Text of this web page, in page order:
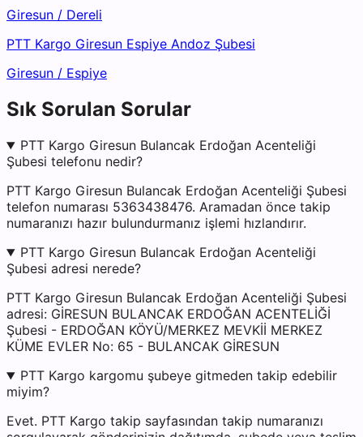
Giresun / Dereli
PTT Kargo Giresun Espiye Andoz Şubesi
Giresun / Espiye
Sık Sorulan Sorular
PTT Kargo Giresun Bulancak Erdoğan Acenteliği
Şubesi telefonu nedir?
PTT Kargo Giresun Bulancak Erdoğan Acenteliği Şubesi
telefon numarası 5363438476. Aramadan önce takip
numaranızı hazır bulundurmanız işlemi hızlandırır.
PTT Kargo Giresun Bulancak Erdoğan Acenteliği
Şubesi adresi nerede?
PTT Kargo Giresun Bulancak Erdoğan Acenteliği Şubesi
adresi: GİRESUN BULANCAK ERDOĞAN ACENTELİĞİ
Şubesi - ERDOĞAN KÖYÜ/MERKEZ MEVKİİ MERKEZ
KÜME EVLER No: 65 - BULANCAK GİRESUN
PTT Kargo kargomu şubeye gitmeden takip edebilir
miyim?
Evet. PTT Kargo takip sayfasından takip numaranızı